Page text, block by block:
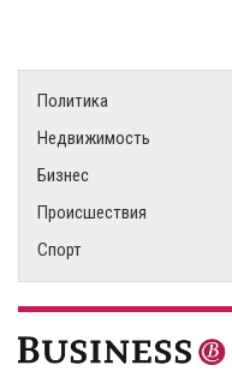
Политика
Недвижимость
Бизнес
Происшествия
Спорт